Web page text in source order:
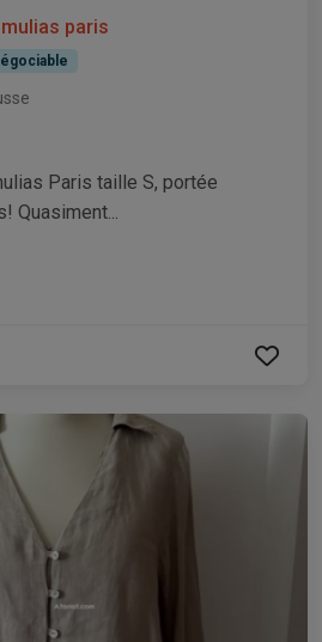
paris
Paris taille S, portée
Quasiment...